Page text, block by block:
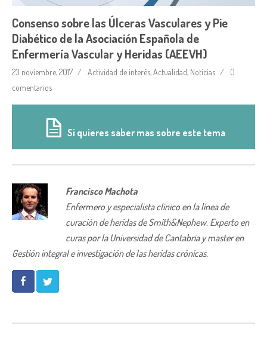
Consenso sobre las Úlceras Vasculares y Pie
Diabético de la Asociación Española de
Enfermería Vascular y Heridas (AEEVH)
23 noviembre, 2017 Actividad de interés,Actualidad, Noticias
0
comentarios
Si quieres saber mas sobre este tema
Francisco Machota
Enfermero y especialista clínico en la línea de
curación de heridas de Smith&Nephew. Experto en
curas por la Universidad de Cantabria y master en
Gestión integral e investigación de las heridas crónicas.